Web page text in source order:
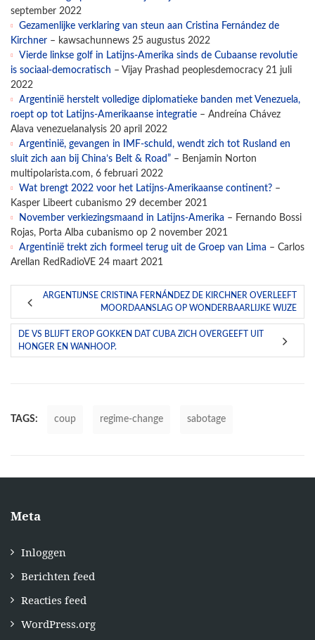
september 2022
Gezamenlijke verklaring van steun aan Cristina Fernández de
Kirchner – kawsachunnews 25 augustus 2022
Vierde linkse golf in Latijns-Amerika sinds de Cubaanse revolutie
is sociaal-democratisch – Vijay Prashad peoplesdemocracy 21 juli
2022
Argentinië herstelt volledige diplomatieke banden met Venezuela,
roept op tot Latijns-Amerikaanse integratie – Andreína Chávez
Alava venezuelanalysis 20 april 2022
Argentinië, gevangen in IMF-schuld, wendt zich tot Rusland en
sluit zich aan bij China’s Belt & Road” – Benjamin Norton
multipolarista.com, 6 februari 2022
Wat brengt 2022 voor het Latijns-Amerikaanse continent? –
Kasper Libeert cubanismo 29 december 2021
November verkiezingsmaand in Latijns-Amerika – Fernando Bossi
Rojas, Porta Alba cubanismo op 2 november 2021
Argentinië trekt zich formeel terug uit de Groep van Lima – Carlos
Arellan RedRadioVE 24 maart 2021
ARGENTIJNSE CRISTINA FERNÁNDEZ DE KIRCHNER OVERLEEFT
MOORDAANSLAG OP WONDERBAARLIJKE WIJZE
DE VS BLIJFT EROP GOKKEN DAT CUBA ZICH OVERGEEFT UIT
HONGER EN WANHOOP.
TAGS: coup regime-change sabotage
Meta
Inloggen
Berichten feed
Reacties feed
WordPress.org